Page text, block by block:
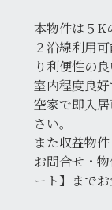
本物件は５K
２沿線利用
り利便性の
室内程度良好
空家で即入
さい。
また収益物
お問合せ・
ート】までお